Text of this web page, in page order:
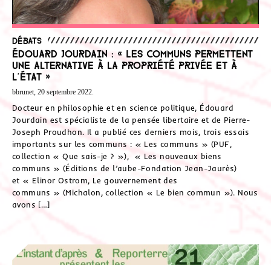
Débats
Édouard Jourdain : « Les communs permettent
une alternative à la propriété privée et à
l’État »
bbrunet, 20 septembre 2022.
Docteur en philosophie et en science politique, Édouard
Jourdain est spécialiste de la pensée libertaire et de Pierre-
Joseph Proudhon. Il a publié ces derniers mois, trois essais
importants sur les communs : « Les communs » (PUF,
collection « Que sais-je ? »), « Les nouveaux biens
communs » (Éditions de l’aube-Fondation Jean-Jaurès)
et « Elinor Ostrom, Le gouvernement des
communs » (Michalon, collection « Le bien commun »). Nous
avons […]